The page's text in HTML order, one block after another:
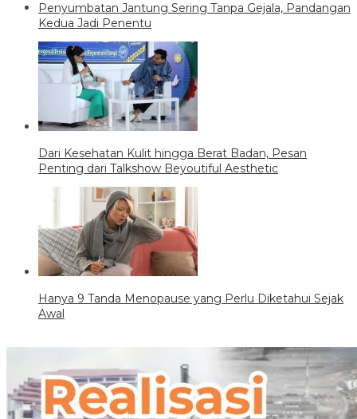
Penyumbatan Jantung Sering Tanpa Gejala, Pandangan
Kedua Jadi Penentu
Dari Kesehatan Kulit hingga Berat Badan, Pesan
Penting dari Talkshow Beyoutiful Aesthetic
Hanya 9 Tanda Menopause yang Perlu Diketahui Sejak
Awal